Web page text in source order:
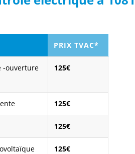
PRIX TVAC*
-ouverture
125€
125€
125€
125€